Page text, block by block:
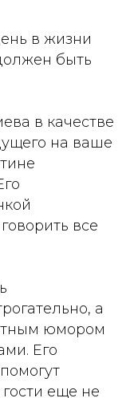
в жизни
быть
в качестве
на ваше
все
а
юмором
Его
еще не